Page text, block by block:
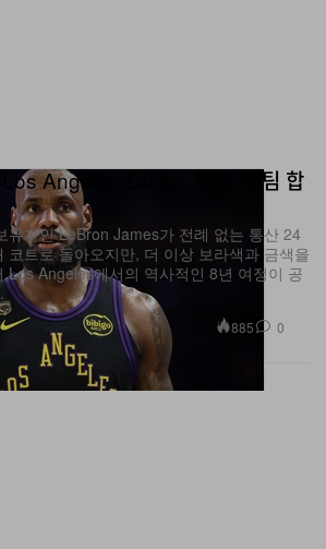
Angeles Lakers 떠나 새 팀 합
유자인 LeBron James가 전례 없는 통산 24
코트로 돌아오지만, 더 이상 보라색과 금색을
Los Angeles에서의 역사적인 8년 여정이 공
885 0